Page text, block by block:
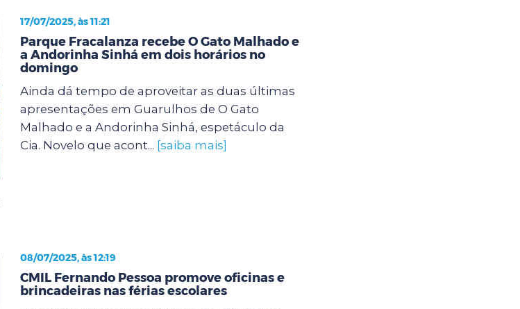
17/07/2025, às 11:21
Parque Fracalanza recebe O Gato Malhado e
a Andorinha Sinhá em dois horários no
domingo
Ainda dá tempo de aproveitar as duas últimas
apresentações em Guarulhos de O Gato
Malhado e a Andorinha Sinhá, espetáculo da
Cia. Novelo que acont... [saiba mais]
08/07/2025, às 12:19
CMIL Fernando Pessoa promove oficinas e
brincadeiras nas férias escolares